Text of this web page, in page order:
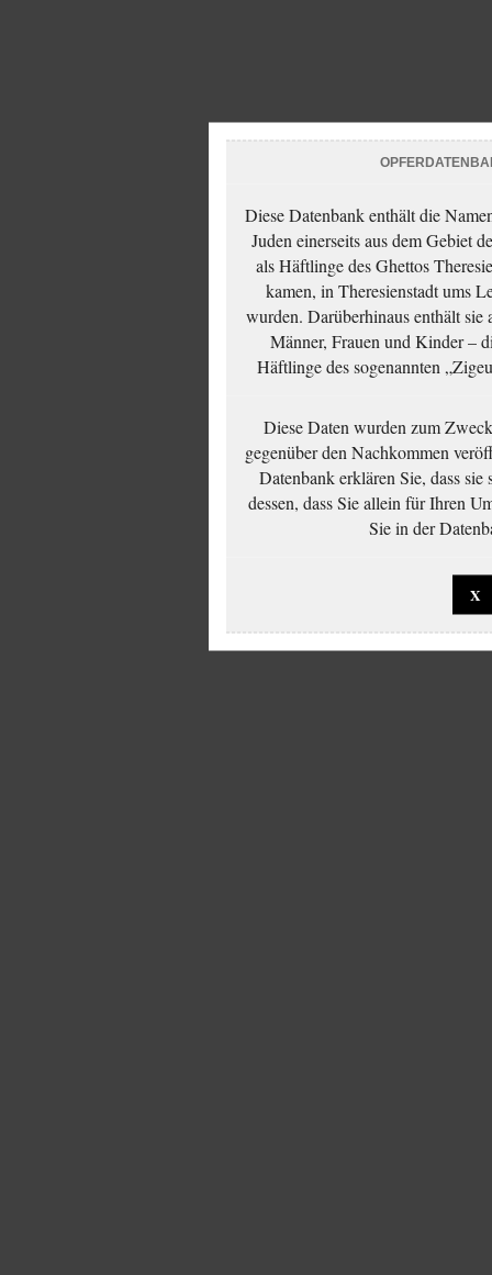
Diese Datenbank enthält die
Juden einerseits aus dem Gebiet
als Häftlinge des Ghettos
kamen, in Theresienstadt ums
wurden. Darüberhinaus enthält
Männer, Frauen und Kinder –
Häftlinge des sogenannten
Diese Daten wurden zum
gegenüber den Nachkommen
Datenbank erklären Sie, dass sie
dessen, dass Sie allein für Ihren
Sie in der
X